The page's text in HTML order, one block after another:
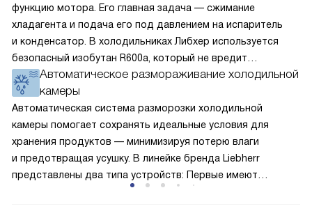
функцию мотора. Его главная задача — сжимание
хладагента и подача его под давлением на испаритель
и конденсатор. В холодильниках Либхер используется
безопасный изобутан R600a, который не вредит
окружающей среде. Компрессор перегоняет его
по охладительному контуру по принципу насоса. Чем
лучше работает «мотор» прибора, тем качественнее
и быстрее происходит охлаждение, затрачивается
меньше электроэнергии.
Автоматическое размораживание холодильной
камеры
Автоматическая система разморозки холодильной
камеры помогает сохранять идеальные условия для
хранения продуктов — минимизируя потерю влаги
и предотвращая усушку. В линейке бренда Liebherr
представлены два типа устройств: Первые имеют